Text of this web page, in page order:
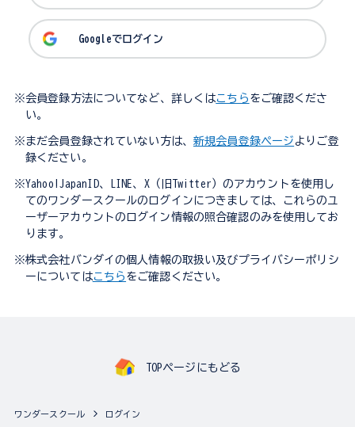
Googleでログイン
※会員登録方法についてなど、詳しくはこちら をご確認くださ
い。
※まだ会員登録されていない方は、 新規会員登録ページ よりご登
録ください。
※Yahoo!JapanID、LINE、X（旧Twitter）のアカウントを使用し
てのワンダースクールのログインにつきましては、これらのユ
ーザーアカウントのログイン情報の照合確認のみを使用してお
ります。
※株式会社バンダイの個人情報の取扱い及びプライバシーポリシ
ーについてはこちら をご確認ください。
TOPページにもどる
ワンダースクール ログイン